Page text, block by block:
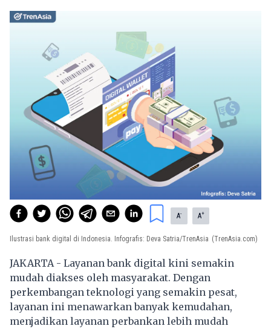
A- A+
Ilustrasi bank digital di Indonesia. Infografis: Deva Satria/TrenAsia (TrenAsia.com)
JAKARTA - Layanan bank digital kini semakin
mudah diakses oleh masyarakat. Dengan
perkembangan teknologi yang semakin pesat,
layanan ini menawarkan banyak kemudahan,
menjadikan layanan perbankan lebih mudah